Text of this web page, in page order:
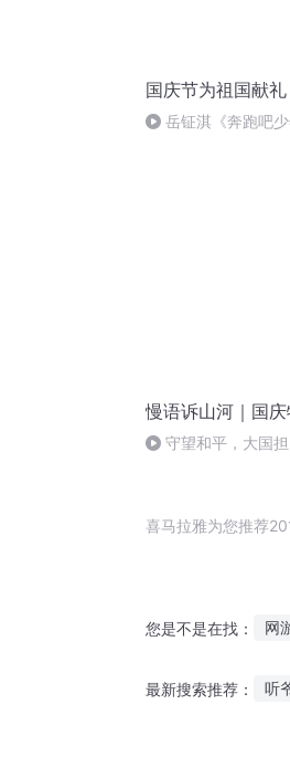
国庆节为祖国献礼
岳钲淇《奔跑吧少
慢语诉山河｜国
守望和平，大国担
喜马拉雅为您推荐
您是不是在找： 网
最新搜索推荐： 听